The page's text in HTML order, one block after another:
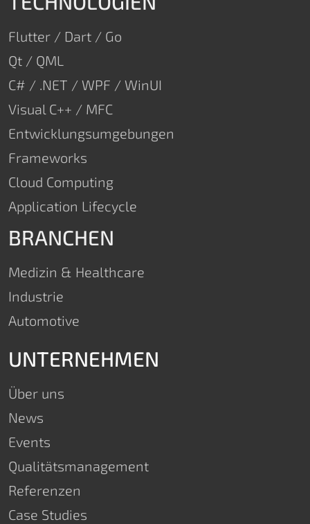
Flutter / Dart / Go
Qt / QML
C# / .NET / WPF / WinUI
Visual C++ / MFC
Entwicklungsumgebungen
Frameworks
Cloud Computing
Application Lifecycle
BRANCHEN
Medizin & Healthcare
Industrie
Automotive
UNTERNEHMEN
Über uns
News
Events
Qualitätsmanagement​
Referenzen
Case Studies